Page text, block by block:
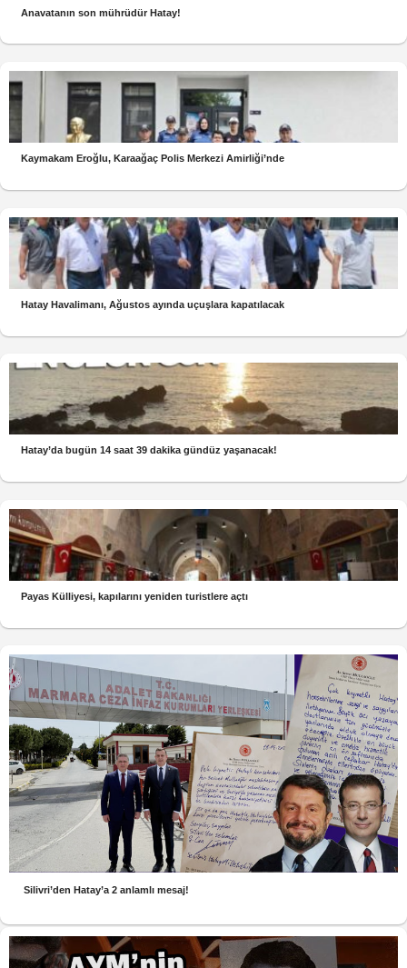
Anavatanın son mührüdür Hatay!
Kaymakam Eroğlu, Karaağaç Polis Merkezi Amirliği’nde
Hatay Havalimanı, Ağustos ayında uçuşlara kapatılacak
Hatay’da bugün 14 saat 39 dakika gündüz yaşanacak!
Payas Külliyesi, kapılarını yeniden turistlere açtı
Silivri’den Hatay’a 2 anlamlı mesaj!